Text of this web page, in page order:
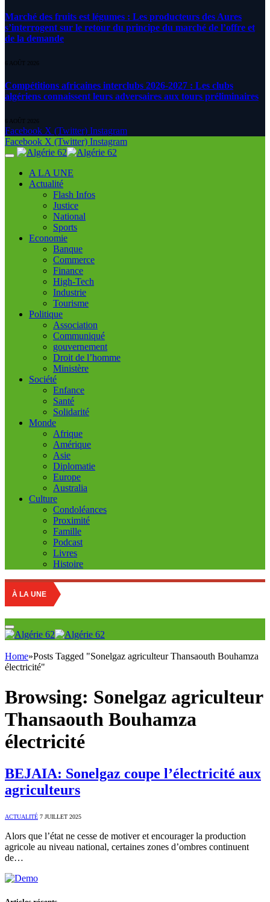
Marché des fruits est légumes : Les producteurs des Aures
s’interrogent sur le retour du principe du marché de l’offre et
de la demande
6 AOÛT 2026
Compétitions africaines interclubs 2026-2027 : Les clubs
algériens connaissent leurs adversaires aux tours préliminaires
6 AOÛT 2026
Facebook X (Twitter) Instagram
Facebook X (Twitter) Instagram
A LA UNE
Actualité
Flash Infos
Justice
National
Sports
Economie
Banque
Commerce
Finance
High-Tech
Industrie
Tourisme
Politique
Association
Communiqué
gouvernement
Droit de l’homme
Ministère
Société
Enfance
Santé
Solidarité
Monde
Afrique
Amérique
Asie
Diplomatie
Europe
Australia
Culture
Condoléances
Proximité
Famille
Podcast
Livres
Histoire
À LA UNE
Home»Posts Tagged "Sonelgaz agriculteur Thansaouth Bouhamza
électricité"
Browsing: Sonelgaz agriculteur
Thansaouth Bouhamza
électricité
BEJAIA: Sonelgaz coupe l’électricité aux
agriculteurs
ACTUALITÉ 7 JUILLET 2025
Alors que l’état ne cesse de motiver et encourager la production
agricole au niveau national, certaines zones d’ombres continuent
de…